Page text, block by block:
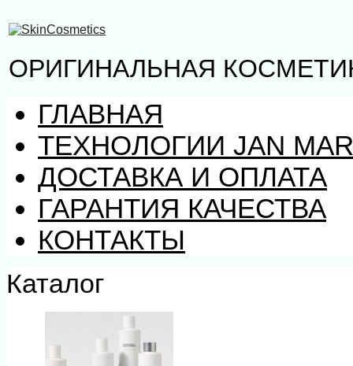
ОРИГИНАЛЬНАЯ
ГЛАВНАЯ
ТЕХНОЛОГИИ JAN
ДОСТАВКА И ОПЛАТА
ГАРАНТИЯ КАЧЕСТВА
КОНТАКТЫ
Каталог